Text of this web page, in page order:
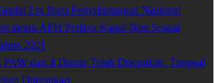
Era Baru Penyeberangan Nasional
desak APH Periksa Kapal Ikan Sesuai
2021
dari 4 Dusun Telah Disepakati, Tanggal
Ditetapkan